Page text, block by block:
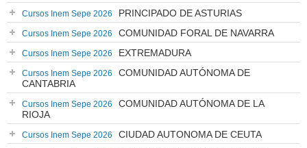
Cursos Inem Sepe 2026 PRINCIPADO DE ASTURIAS
Cursos Inem Sepe 2026 COMUNIDAD FORAL DE NAVARRA
Cursos Inem Sepe 2026 EXTREMADURA
Cursos Inem Sepe 2026
COMUNIDAD AUTÓNOMA DE
CANTABRIA
Cursos Inem Sepe 2026
COMUNIDAD AUTÓNOMA DE LA
RIOJA
Cursos Inem Sepe 2026 CIUDAD AUTONOMA DE CEUTA